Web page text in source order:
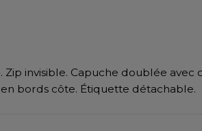
SWEAT-SHIRT
TABLIER
SPLASHMACS
STARWORLD
RESTAURATION
SANTÉ
Zip invisible. Capuche doublée avec
bords côte. Étiquette détachable.